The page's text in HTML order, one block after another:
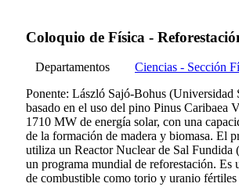
Coloquio de Física -
Departamentos
Ciencias - Sección
Ponente: László Sajó-Bohus (Universidad
basado en el uso del pino Pinus Caribaea
1710 MW de energía solar, con una
de la formación de madera y biomasa. El
utiliza un Reactor Nuclear de Sal Fundida
un programa mundial de reforestación.
de combustible como torio y uranio fértiles